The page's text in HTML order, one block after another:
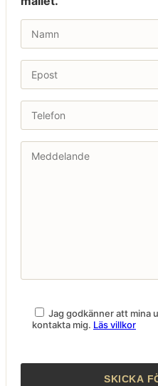
Jag godkänner att mina
kontakta mig. Läs villkor